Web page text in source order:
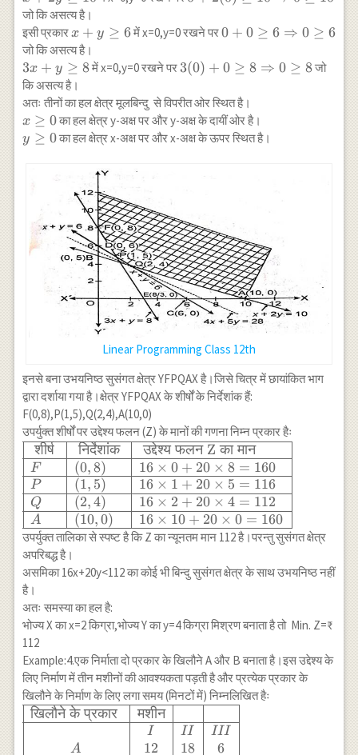
{5}\right)
\geq
10
\Rightarrow
जो कि असत्य है।
इसी प्रकारx+y
\geq
6
x + y ≥ 6में x=0,y=0 रखने पर0+0 \geq 6
0 \geq 6
0 + 0 ≥ 6 ⇒ 0 ≥ 6
जो कि असत्य है।
3
x+y
\geq
8
3x + y ≥ 8में x=0,y=0 रखने पर3(0)+0 \geq
\Rightarrow
0 \geq 8
3(0) + 0 ≥ 8 ⇒ 0 ≥ 8जो
कि असत्य है।
अतः तीनों का हल क्षेत्र मूलबिन्दु से विपरीत ओर स्थित है।
x
\geq
x ≥ 0का हल क्षेत्र y-अक्ष पर और y-अक्ष के दायीं ओर है।
y
y ≥ 0का हल क्षेत्र x-अक्ष पर और x-अक्ष के ऊपर स्थित है।
Linear Programming Class 12th
इनसे बना उभयनिष्ठ सुसंगत क्षेत्र YFPQAX है।जिसे चित्र में छायांकित भाग
द्वारा दर्शाया गया है।क्षेत्र YFPQAX के शीर्षों के निर्देशांक हैं:
F(0,8),P(1,5),Q(2,4),A(10,0)
उपर्युक्त शीर्षों पर उद्देश्य फलन (Z) के मानों की गणना निम्न प्रकार हैः
\begin{array}
{|l|l|l|} \hline
\text { शीर्ष }
& \text {
निर्देशांक } &
\text { उद्देश्य
फलन Z का मान
} \\ \hline F
& (0,8) & 16
\times 0+20
\times 8=160
\\ \hline P &
(1,5) & 16
\times 1+20
\times 5=116
\\ \hline Q &
(2,4) & 16
शीर्ष
F
P
Q
A
निर्देशांक
(0,8)
(1, 5)
(2,4)
(10,0)
उद्देश्य फलनZका मान
16 × 0 + 20 × 8 = 160
16 × 1 + 20 × 5 = 116
16 × 2 + 20 × 4 = 112
16 × 10 + 20 × 0 = 160
उपर्युक्त तालिका से स्पष्ट है कि Z का न्यूनतम मान 112 है।परन्तु सुसंगत क्षेत्र
अपरिबद्ध है।
असमिका 16x+20y<112 का कोई भी बिन्दु सुसंगत क्षेत्र के साथ उभयनिष्ठ नहीं
है।
अतः समस्या का हल है:
भोज्य X का x=2 किग्रा,भोज्य Y का y=4 किग्रा मिश्रण बनाता है तो Min. Z=₹
112
Example:4.एक निर्माता दो प्रकार के खिलौने A और B बनाता है।इस उद्देश्य के
लिए निर्माण में तीन मशीनों की आवश्यकता पड़ती है और प्रत्येक प्रकार के
खिलौने के निर्माण के लिए लगा समय (मिनटों में) निम्नलिखित हैः
\begin{array}
खिलौने के प्रकार
A
मशीन
I
12
II
18
III
6